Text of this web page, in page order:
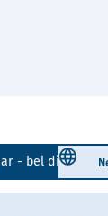
- bel direct!
Select
woorden